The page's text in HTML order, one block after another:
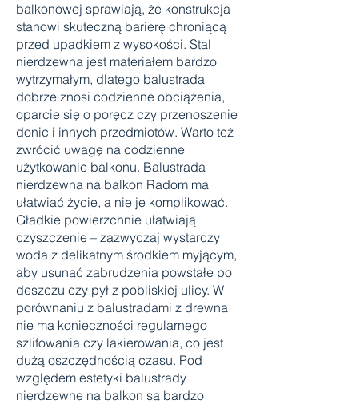
balkonowej sprawiają, że konstrukcja
stanowi skuteczną barierę chroniącą
przed upadkiem z wysokości. Stal
nierdzewna jest materiałem bardzo
wytrzymałym, dlatego balustrada
dobrze znosi codzienne obciążenia,
oparcie się o poręcz czy przenoszenie
donic i innych przedmiotów. Warto też
zwrócić uwagę na codzienne
użytkowanie balkonu. Balustrada
nierdzewna na balkon Radom ma
ułatwiać życie, a nie je komplikować.
Gładkie powierzchnie ułatwiają
czyszczenie – zazwyczaj wystarczy
woda z delikatnym środkiem myjącym,
aby usunąć zabrudzenia powstałe po
deszczu czy pył z pobliskiej ulicy. W
porównaniu z balustradami z drewna
nie ma konieczności regularnego
szlifowania czy lakierowania, co jest
dużą oszczędnością czasu. Pod
względem estetyki balustrady
nierdzewne na balkon są bardzo